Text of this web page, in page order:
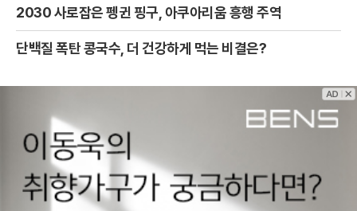
2030 사로잡은 펭귄 핑구, 아쿠아리움 흥행 주역
단백질 폭탄 콩국수, 더 건강하게 먹는 비결은?